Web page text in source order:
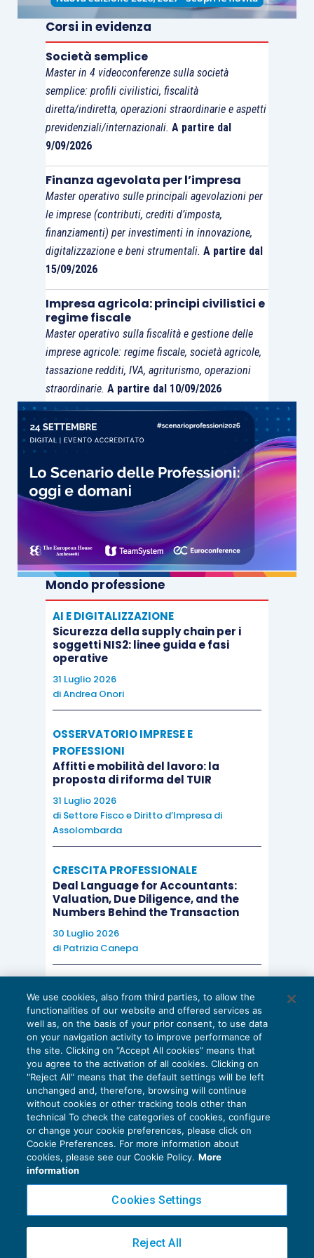
oggetto di istanza”. Sarà, quindi, interessante
capire come verrà declinata, in concreto, la
necessità di tener conto di tali circostanze, che
introducono, evidentemente, anche una certa
componente di soggettività nella valutazione
cosa sia “complesso” e “rilevante”. L’auspicio è
che il Ministero dell’Economia e delle Finanze –
cui, allo stato, verrebbe demandata
l’individuazione della misura del contributo –
tenga conto del fatto chei “ruling internazionali
ineriscono a tematiche transnazionali,
certamente connotate da ben più rilevanti
complessità, avendo peraltro anche un iter e,
soprattutto, un’efficacia, ultrannuali.
Conseguentemente, ci si aspetterebbe che il
contributo richiesto per la presentazione delle
istanze di interpello, a parità di dimensioni del
soggetto istante,risultasse d’importo ben più
contenuto,ancheper evitareche la sua
introduzione producaun effetto oltremodo
“dissuasivo”, rispetto all’utilizzo di uno
strumento, invece, di fondamentale importanza
per i contribuenti che intendono mantenere un
rapporto rigoroso e trasparente con
l’Amministrazione finanziaria. L’obiettivo
dichiaratamente posto dalla L. 111/2023 è sì,
infatti, quello di ridurre il ricorso all’istituto
dell’interpello, attraverso “[…]l’emanazione di
provvedimenti interpretativi di carattere generale,
anche indicanti una casistica delle fattispecie di
abuso del diritto”, manon dev’essere
dimenticato che coloro che vi fanno ricorso
rappresentano, generalmente, la
maggiormente prudente e diligente della platea
dei contribuenti. Chi vi ricorre, peraltro, lo fa
riguardo alle questioni antiabuso, gli organi
verificatori ricorrano a
interpretazioni
opportunistiche, talvolta capziose e
incomprensibilmente punitive, cosa che ben più
raramente accade in sede di risposta alle
renderlo accessibile solo ai più abbienti o per le
questioni divalore davvero ingente, la soluzione
stesura di norme scritte in modo intellegibile
di circolari esplicative da emanarsi
un’azione degliorgani verificatori informata
primo luogo, al doveroso e rigoroso contrasto
dell’evasione “da sommerso”, grande o piccola
che sia, da condotte fraudolente o comunque
colpose,piuttosto che della(talvolta solo
pretestuosamente intravista)evasione di tipo
meramente “interpretativo ”. Se così fosse, il
numero delle istanze di interpello diminuirebbe
rapidamente, anche senza doverne limitare
l’accesso in ragione della dimensione del
contribuente o della portata dell’operazione
sottostante.
Corsi in evidenza
Società semplice
Master in 4 videoconferenze sulla società
semplice: profili civilistici, fiscalità
diretta/indiretta, operazioni straordinarie e aspetti
previdenziali/internazionali. A partire dal
9/09/2026
Finanza agevolata per l’impresa
Master operativo sulle principali agevolazioni per
le imprese (contributi, crediti d’imposta,
finanziamenti) per investimenti in innovazione,
digitalizzazione e beni strumentali. A partire dal
15/09/2026
Impresa agricola: principi civilistici e
regime fiscale
Master operativo sulla fiscalità e gestione delle
imprese agricole: regime fiscale, società agricole,
tassazione redditi, IVA, agriturismo, operazioni
straordinarie. A partire dal 10/09/2026
Mondo professione
AI E DIGITALIZZAZIONE
Sicurezza della supply chain per i
soggetti NIS2: linee guida e fasi
operative
31 Luglio 2026
diAndrea Onori
OSSERVATORIO IMPRESE E
PROFESSIONI
Affitti e mobilità del lavoro: la
proposta di riforma del TUIR
31 Luglio 2026
di Settore Fisco e Diritto d’Impresa di
Assolombarda
CRESCITA PROFESSIONALE
Deal Language for Accountants:
Valuation, Due Diligence, and the
Numbers Behind the Transaction
30 Luglio 2026
di Patrizia Canepa
EU AI Act e studi professionali: le
scadenze concrete
27 Luglio 2026
di Diego BarberieStefano Dovier
Privacy Policy
Cookie Policy
Copyright 2016 ©Gruppo Euroconference S.p.A.v2.32.2
Piazza Luigi Einaudi, 10N01 - 20124 Milano - info@ecnews.it
We use cookies, also from third parties, to allow the
functionalities of our website and offered services as
well as, on the basis of your prior consent, to use data
on your navigation activity to improve performance of
the site. Clicking on “Accept All cookies” means that
you agree to the activation of all cookies. Clicking on
"Reject All" means that the default settings will be left
unchanged and, therefore, browsing will continue
without cookies or other tracking tools other than
technical To check the categories of cookies, configure
or change your cookie preferences, please click on
Cookie Preferences. For more information about
cookies, please see our Cookie Policy. More
information
Cookies Settings
Reject All